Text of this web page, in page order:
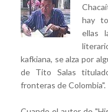
hay
ellas
kafkiana, se alza por
de Tito Salas
fronteras de Colombia".